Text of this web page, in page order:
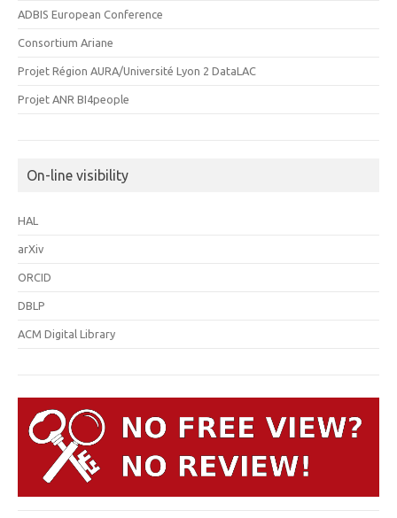
ADBIS European Conference
Consortium Ariane
Projet Région AURA/Université Lyon 2 DataLAC
Projet ANR BI4people
On-line visibility
HAL
arXiv
ORCID
DBLP
ACM Digital Library